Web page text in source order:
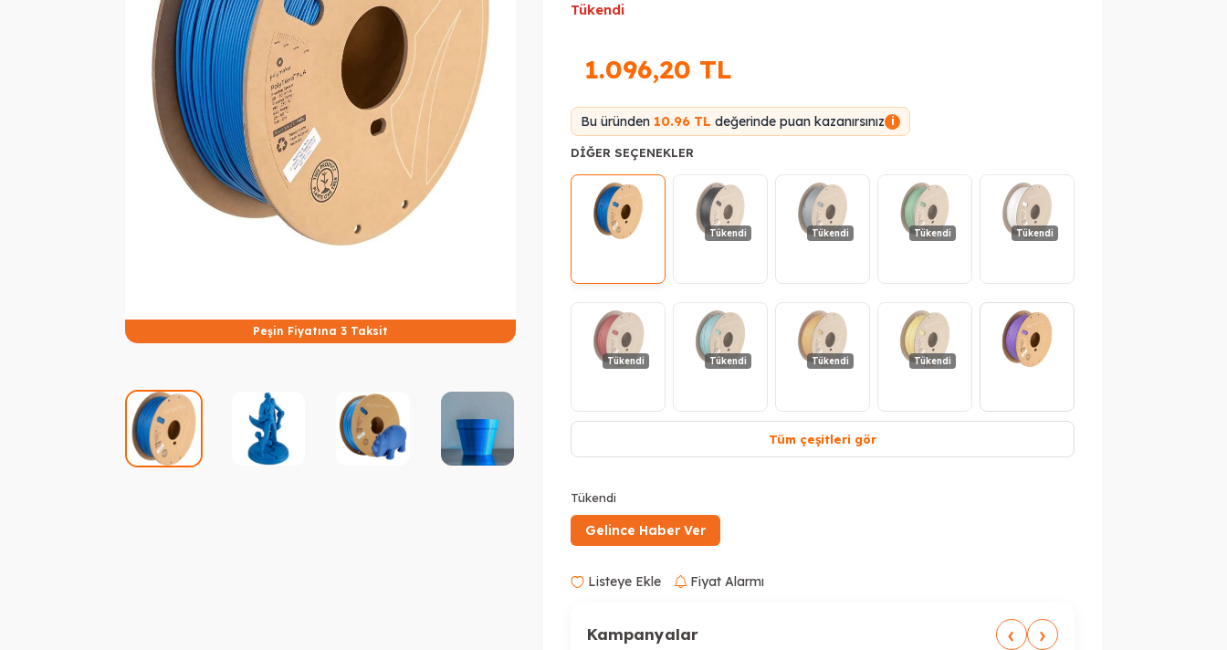
Peşin Fiyatına 3 Taksit Peşin Fiyatına 3 Taksit Peşin Fiyatına 3 Taksit
Tükendi
1.096,20 TL
Bu üründen 10.96 TL değerinde puan kazanırsınız i
DIĞER SEÇENEKLER
Tükendi Tükendi Tükendi Tükendi
Tükendi Tükendi Tükendi Tükendi
Tüm çeşitleri gör
Tükendi
Gelince Haber Ver
Listeye Ekle Fiyat Alarmı
Kampanyalar ‹ ›